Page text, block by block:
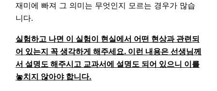
재미에 빠져 그 의미는 무엇인지 모르는 경우가 많습
니다.
실험하고 나면 이 실험이 현실에서 어떤 현상과 관련되
어 있는지 꼭 생각하게 해주세요. 이런 내용은 선생님께
서 설명도 해주시고 교과서에 설명도 되어 있으니 이를
놓치지 않아야 합니다.